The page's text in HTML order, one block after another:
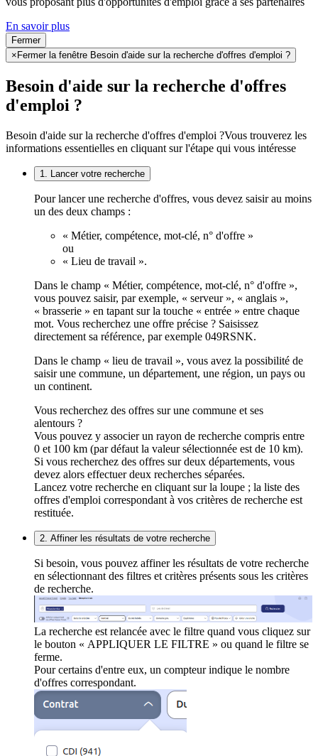
En savoir plus
Fermer
× Fermer la fenêtre Besoin d'aide sur la recherche d'offres d'emploi ?
Besoin d'aide sur la recherche d'offres
d'emploi ?
Besoin d'aide sur la recherche d'offres d'emploi ?Vous trouverez les
informations essentielles en cliquant sur l'étape qui vous intéresse
1. Lancer votre recherche
Pour lancer une recherche d'offres, vous devez saisir au moins
un des deux champs :
« Métier, compétence, mot-clé, n° d'offre »
ou
« Lieu de travail ».
Dans le champ « Métier, compétence, mot-clé, n° d'offre »,
vous pouvez saisir, par exemple, « serveur », « anglais »,
« brasserie » en tapant sur la touche « entrée » entre chaque
mot. Vous recherchez une offre précise ? Saisissez
directement sa référence, par exemple 049RSNK.
Dans le champ « lieu de travail », vous avez la possibilité de
saisir une commune, un département, une région, un pays ou
un continent.
Vous recherchez des offres sur une commune et ses
alentours ?
Vous pouvez y associer un rayon de recherche compris entre
0 et 100 km (par défaut la valeur sélectionnée est de 10 km).
Si vous recherchez des offres sur deux départements, vous
devez alors effectuer deux recherches séparées.
Lancez votre recherche en cliquant sur la loupe ; la liste des
offres d'emploi correspondant à vos critères de recherche est
restituée.
2. Affiner les résultats de votre recherche
Si besoin, vous pouvez affiner les résultats de votre recherche
en sélectionnant des filtres et critères présents sous les critères
de recherche.
La recherche est relancée avec le filtre quand vous cliquez sur
le bouton « APPLIQUER LE FILTRE » ou quand le filtre se
ferme.
Pour certains d'entre eux, un compteur indique le nombre
d'offres correspondant.